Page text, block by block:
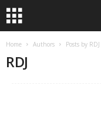
Home Authors Posts by RDJ
RDJ